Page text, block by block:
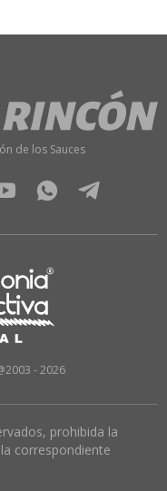
de los Sauces
- 2026
prohibida la
correspondiente